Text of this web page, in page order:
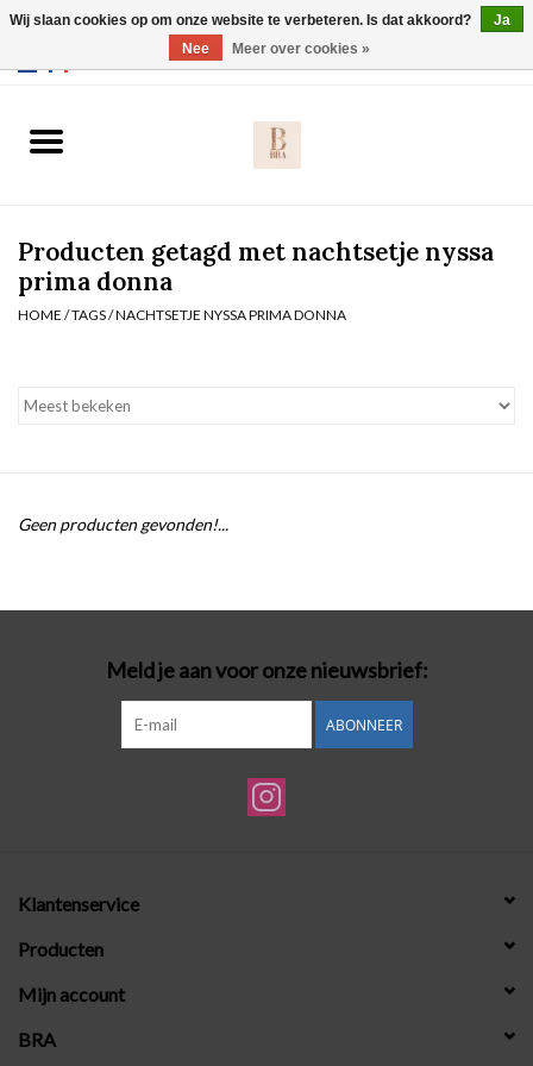
Slip
Body
Homewear
Producten getagd met nachtsetje nyssa
prima donna
HOME /TAGS/NACHTSETJE NYSSA PRIMA DONNA
Geen producten gevonden!...
Meld je aan voor onze nieuwsbrief:
ABONNEER
Klantenservice
Producten
Mijn account
BRA
Wij slaan cookies op om onze website te verbeteren. Is dat akkoord?
Ja
Nee
Meer over cookies »
Webshop werkt met EU maten. .